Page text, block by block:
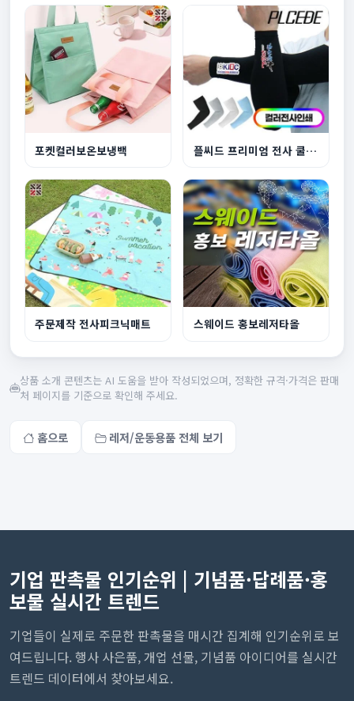
포켓컬러보온보냉백 플씨드 프리미엄 전사 쿨토시풀컬러
주문제작 전사피크닉매트 스웨이드 홍보레저타올
상품 소개 콘텐츠는 AI 도움을 받아 작성되었으며, 정확한 규격·가격은 판매
처 페이지를 기준으로 확인해 주세요.
홈으로 레저/운동용품 전체 보기
기업 판촉물 인기순위 | 기념품·답례품·홍
보물 실시간 트렌드
기업들이 실제로 주문한 판촉물을 매시간 집계해 인기순위로 보
여드립니다. 행사 사은품, 개업 선물, 기념품 아이디어를 실시간
트렌드 데이터에서 찾아보세요.